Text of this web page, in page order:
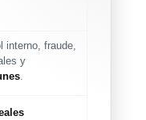
interno, fraude,
y
.